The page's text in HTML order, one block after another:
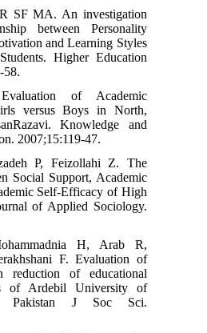
SF MA. An investigation
between Personality
and Learning Styles
Higher Education
58.
of Academic
versus Boys in North,
Knowledge and
2007;15:119-47.
P, Feizollahi Z. The
Social Support, Academic
Self-Efficacy of High
of Applied Sociology.
H, Arab R,
F. Evaluation of
reduction of educational
of Ardebil University of
Pakistan J Soc Sci.